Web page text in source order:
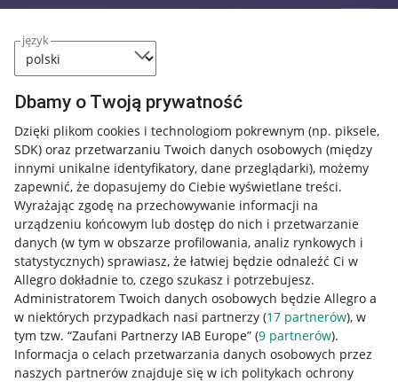
język
Dbamy o Twoją prywatność
Dzięki plikom cookies i technologiom pokrewnym (np. piksele,
SDK) oraz przetwarzaniu Twoich danych osobowych (między
innymi unikalne identyfikatory, dane przeglądarki), możemy
zapewnić, że dopasujemy do Ciebie wyświetlane treści.
Wyrażając zgodę na przechowywanie informacji na
urządzeniu końcowym lub dostęp do nich i przetwarzanie
danych (w tym w obszarze profilowania, analiz rynkowych i
statystycznych) sprawiasz, że łatwiej będzie odnaleźć Ci w
Allegro dokładnie to, czego szukasz i potrzebujesz.
Administratorem Twoich danych osobowych będzie Allegro a
w niektórych przypadkach nasi partnerzy (17 partnerów), w
tym tzw. “Zaufani Partnerzy IAB Europe” (9 partnerów).
Informacja o celach przetwarzania danych osobowych przez
naszych partnerów znajduje się w ich politykach ochrony
Przydatne informacje